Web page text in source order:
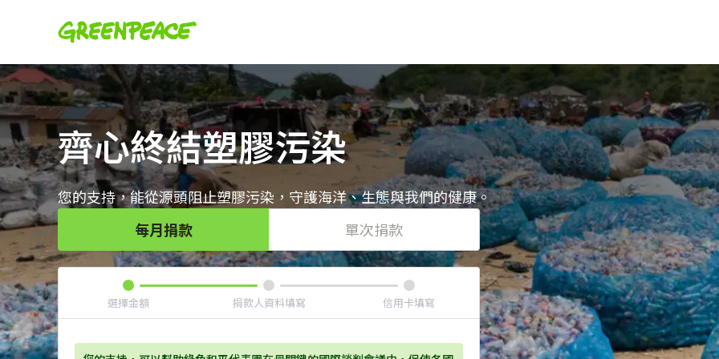
齊心終結塑膠污染
您的支持，能從源頭阻止塑膠污染，守護海洋、生態與我們的健康。
每月捐款
單次捐款
選擇金額 捐款人資料填寫 信用卡填寫